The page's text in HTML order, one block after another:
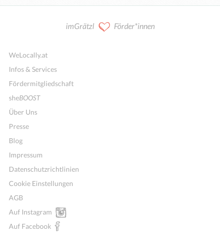
imGrätzl Förder*innen
WeLocally.at
Infos & Services
Fördermitgliedschaft
sheBOOST
Über Uns
Presse
Blog
Impressum
Datenschutzrichtlinien
Cookie Einstellungen
AGB
Auf Instagram
Auf Facebook